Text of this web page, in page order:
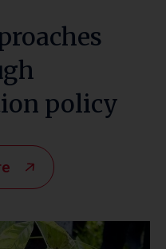
policy